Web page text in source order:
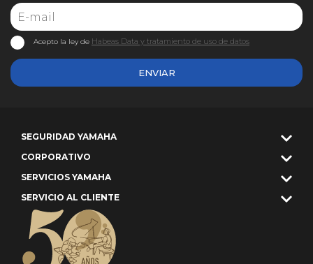
ENVIAR
Acepto la ley de Habeas Data y tratamiento de uso de datos
SEGURIDAD YAMAHA
CORPORATIVO
SERVICIOS YAMAHA
SERVICIO AL CLIENTE